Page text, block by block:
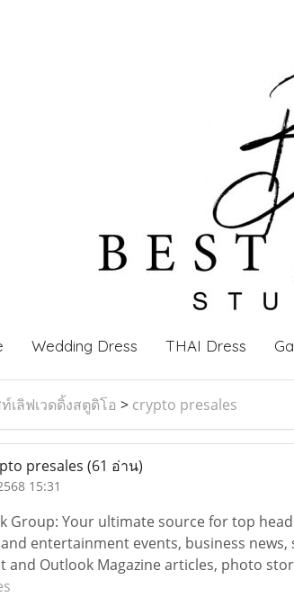
Wedding Dress THAI Dress
เลิฟเวดดิ้งสตูดิโอ > crypto presales
presales (61 อ่าน)
15:31
Group: Your ultimate source for top
entertainment events, business
and Outlook Magazine articles, photo